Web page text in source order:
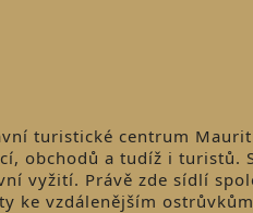
turistické centrum
obchodů a tudíž i turistů.
vyžití. Právě zde sídlí
ke vzdálenějším